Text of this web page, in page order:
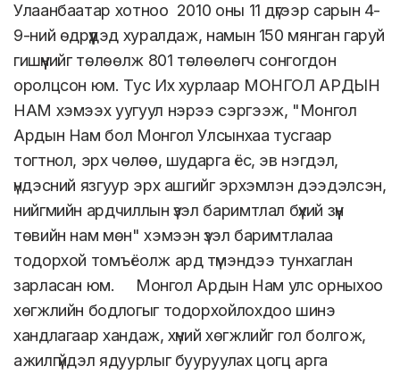
Улаанбаатар хотноо 2010 оны 11 дүгээр сарын 4-
9-ний өдрүүдэд хуралдаж, намын 150 мянган гаруй
гишүүнийг төлөөлж 801 төлөөлөгч сонгогдон
оролцсон юм. Тус Их хурлаар МОНГОЛ АРДЫН
НАМ хэмээх уугуул нэрээ сэргээж, "Монгол
Ардын Нам бол Монгол Улсынхаа тусгаар
тогтнол, эрх чөлөө, шударга ёс, эв нэгдэл,
үндэсний язгуур эрх ашгийг эрхэмлэн дээдэлсэн,
нийгмийн ардчиллын үзэл баримтлал бүхий зүүн
төвийн нам мөн" хэмээн үзэл баримтлалаа
тодорхой томъёолж ард түмэндээ тунхаглан
зарласан юм. Монгол Ардын Нам улс орныхоо
хөгжлийн бодлогыг тодорхойлохдоо шинэ
хандлагаар хандаж, хүний хөгжлийг гол болгож,
ажилгүйдэл ядуурлыг бууруулах цогц арга